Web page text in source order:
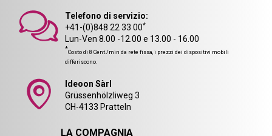
Telefono di servizio:
+41-(0)848 22 33 00*
Lun-Ven 8.00 -12.00 e 13.00 - 16.00
*Costo di 8 Cent./min da rete fissa, i prezzi dei dispositivi mobili
differiscono.
Ideoon Sàrl
Grüssenhölzliweg 3
CH-4133 Pratteln
LA COMPAGNIA